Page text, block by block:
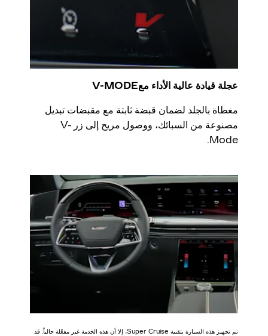
عجلة قيادة عالية الأداء معV-MODE
مغطاة بالجلد لضمان قبضة ثابتة مع مقبضات تبديل
مصنوعة من السبائك، ووصول مريح إلى زر V-
Mode.
تم تجهيز هذه السيارة بتقنية Super Cruise، إلا أن هذه الخدمة غير مفعّلة حالياً. قد